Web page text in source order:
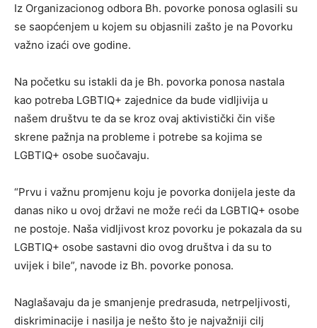
Iz Organizacionog odbora Bh. povorke ponosa oglasili su
se saopćenjem u kojem su objasnili zašto je na Povorku
važno izaći ove godine.
Na početku su istakli da je Bh. povorka ponosa nastala
kao potreba LGBTIQ+ zajednice da bude vidljivija u
našem društvu te da se kroz ovaj aktivistički čin više
skrene pažnja na probleme i potrebe sa kojima se
LGBTIQ+ osobe suočavaju.
“Prvu i važnu promjenu koju je povorka donijela jeste da
danas niko u ovoj državi ne može reći da LGBTIQ+ osobe
ne postoje. Naša vidljivost kroz povorku je pokazala da su
LGBTIQ+ osobe sastavni dio ovog društva i da su to
uvijek i bile”, navode iz Bh. povorke ponosa.
Naglašavaju da je smanjenje predrasuda, netrpeljivosti,
diskriminacije i nasilja je nešto što je najvažniji cilj